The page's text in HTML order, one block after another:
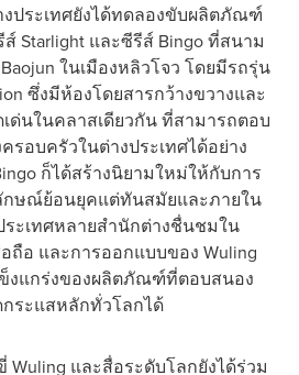
ประเทศยังได้ทดลองขับผลิตภัณฑ์
Starlight และซีรีส์ Bingo ที่สนาม
ในเมืองหลิวโจว โดยมีรถรุ่น
ซึ่งมีห้องโดยสารกว้างขวางและ
ด่นในคลาสเดียวกัน ที่สามารถตอบ
รอบครัวในต่างประเทศได้อย่าง
ก็ได้สร้างนิยามใหม่ให้กับการ
กษณ์ย้อนยุคแต่ทันสมัยและภายใน
ะเทศหลายสำนักต่างชื่นชมใน
อ และการออกแบบของ Wuling
งแกร่งของผลิตภัณฑ์ที่ตอบสนอง
ระแสหลักทั่วโลกได้
และสื่อระดับโลกยังได้ร่วม